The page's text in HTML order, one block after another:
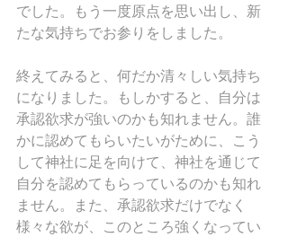
でした。もう一度原点を思い出し、新
たな気持ちでお参りをしました。
終えてみると、何だか清々しい気持ち
になりました。もしかすると、自分は
承認欲求が強いのかも知れません。誰
かに認めてもらいたいがために、こう
して神社に足を向けて、神社を通じて
自分を認めてもらっているのかも知れ
ません。また、承認欲求だけでなく
様々な欲が、このところ強くなってい